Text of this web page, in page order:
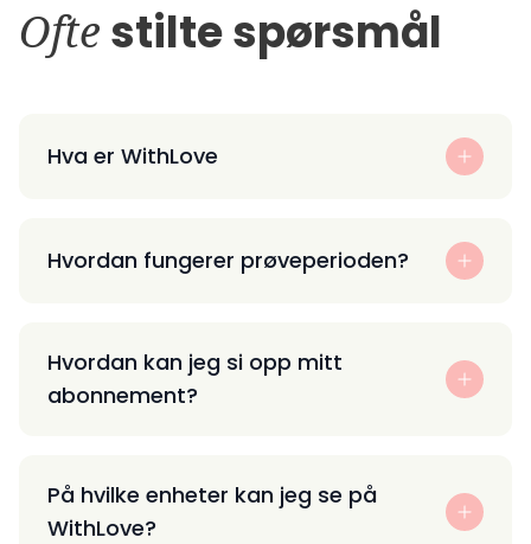
Ofte stilte spørsmål
Hva er WithLove
Hvordan fungerer prøveperioden?
Hvordan kan jeg si opp mitt
abonnement?
På hvilke enheter kan jeg se på
WithLove?